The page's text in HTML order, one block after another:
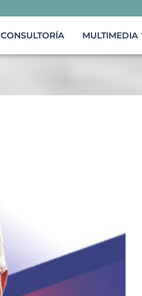
CONSULTORÍA MULTIMEDIA